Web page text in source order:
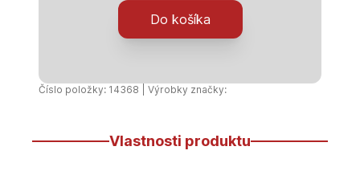
4,8x19-
250/bal
Do košíka
Číslo položky: 14368 | Výrobky značky:
Vlastnosti produktu